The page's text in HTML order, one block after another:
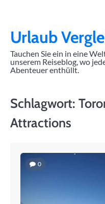
contentUrlaub
Tauchen Sie ein in eine
unserem Reiseblog, wo
Abenteuer enthüllt.
Schlagwort:
Attractions
0